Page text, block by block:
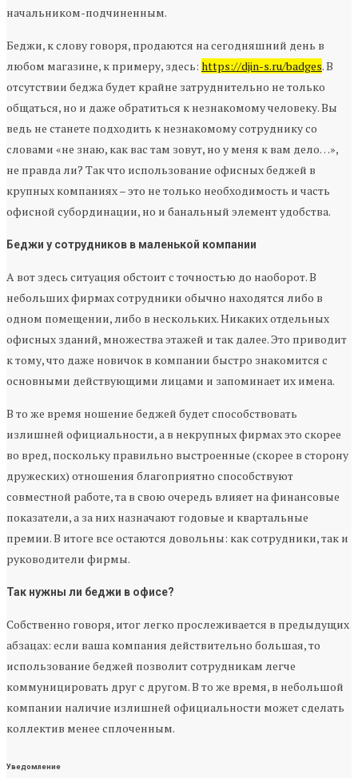
начальником-подчиненным.
Беджи, к слову говоря, продаются на сегодняшний день в
любом магазине, к примеру, здесь: https://djin-s.ru/badges. В
отсутствии беджа будет крайне затруднительно не только
общаться, но и даже обратиться к незнакомому человеку. Вы
ведь не станете подходить к незнакомому сотруднику со
словами «не знаю, как вас там зовут, но у меня к вам дело…»,
не правда ли? Так что использование офисных беджей в
крупных компаниях – это не только необходимость и часть
офисной субординации, но и банальный элемент удобства.
Беджи у сотрудников в маленькой компании
А вот здесь ситуация обстоит с точностью до наоборот. В
небольших фирмах сотрудники обычно находятся либо в
одном помещении, либо в нескольких. Никаких отдельных
офисных зданий, множества этажей и так далее. Это приводит
к тому, что даже новичок в компании быстро знакомится с
основными действующими лицами и запоминает их имена.
В то же время ношение беджей будет способствовать
излишней официальности, а в некрупных фирмах это скорее
во вред, поскольку правильно выстроенные (скорее в сторону
дружеских) отношения благоприятно способствуют
совместной работе, та в свою очередь влияет на финансовые
показатели, а за них назначают годовые и квартальные
премии. В итоге все остаются довольны: как сотрудники, так и
руководители фирмы.
Так нужны ли беджи в офисе?
Собственно говоря, итог легко прослеживается в предыдущих
абзацах: если ваша компания действительно большая, то
использование беджей позволит сотрудникам легче
коммуницировать друг с другом. В то же время, в небольшой
компании наличие излишней официальности может сделать
коллектив менее сплоченным.
Уведомление